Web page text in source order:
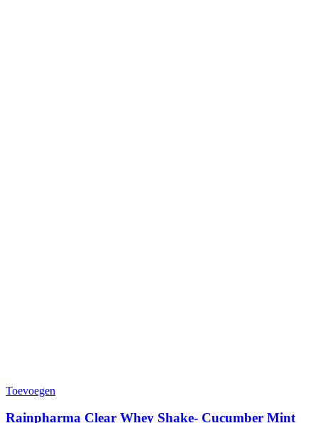
Toevoegen
Rainpharma Clear Whey Shake- Cucumber Mint